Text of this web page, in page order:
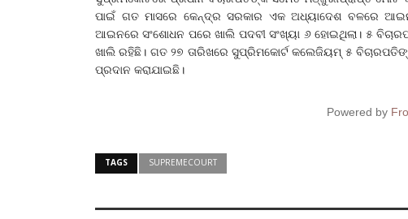
ପାଇଁ ଗତ ମାସରେ କେନ୍ଦ୍ର ସରକାର ଏକ ଅଧ୍ୟାଦେଶ ବଳରେ
ଆଇନରେ ସଂଶୋଧନ ପରେ ଖାଲି ପଦବୀ ସଂଖ୍ୟା ୬ ହୋଇଥିଲା। ୫
ଖାଲି ରହିଛି। ଗତ ୨୭ ତାରିଖରେ ସୁପ୍ରିମକୋର୍ଟ କଲେଜିୟମ୍‌ ୫
ପ୍ରଦାନ କରାଯାଇଛି।
Powered by
TAGS SUPREMECOURT